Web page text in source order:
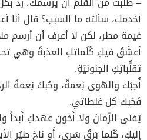
أخدمك، سألته ما السبب؟ قال أنا
غيمة مطر، لكن لا أعرف أن أرسم
أعشَقُ فيكِ كُلَماتكِ العذبةَ وهي
تقلُّباتِكِ الجنونيّةِ.
أُحِبَك والهَوى نِعمةٌ، وحُبكَ نِعمةُ
فَحُبك كل غلطاتي.
يُفنى الزّمانَ ولا أَخون عهدكِ أَبداً
إليكِ، كُلما بَرقٌ سَرى، أَو ناحَ طيُر